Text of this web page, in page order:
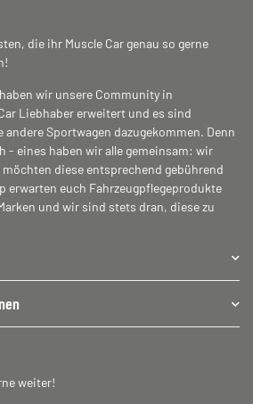
die ihr Muscle Car genau so gerne
wir unsere Community in
Liebhaber erweitert und es sind
Sportwagen dazugekommen. Denn
- eines haben wir alle gemeinsam: wir
diese entsprechend gebührend
erwarten euch Fahrzeugpflegeprodukte
und wir sind stets dran, diese zu
weiter!